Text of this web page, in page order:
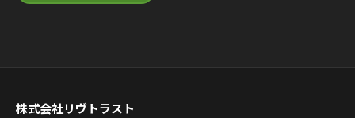
株式会社リヴトラスト